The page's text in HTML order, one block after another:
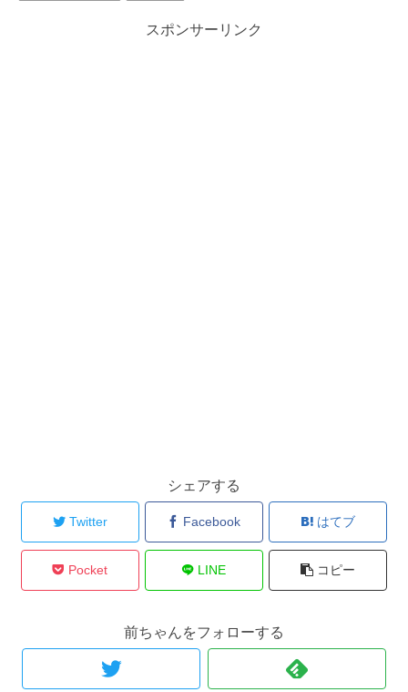
スポンサーリンク
シェアする
Twitter Facebook はてブ
Pocket LINE コピー
前ちゃんをフォローする